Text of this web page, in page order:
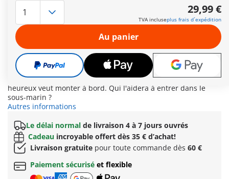
nouveaux sets de bain en collaboration avec Tinti, le moment
du bain devient encore plus amusant ! Ici, vous pourrez
profiter d'un bain amusant avec trois pastilles de bain de
différentes couleurs de Tinti, qui colorent l'eau et la
parfument merveilleusement. En route vers les profondeurs
de la mer ! Le sous-marin frais met les voiles. Le joyeux
capitaine saute rapidement dans le poste de
commandement, et l'écoutille du sous-marin se referme. Et
voilà la première créature marine qui émerge : le petit poulpe
heureux veut monter à bord. Qui l'aidera à entrer dans le
sous-marin ?
Autres informations
Le délai normal de livraison 4 à 7 jours ouvrés
Cadeau incroyable offert dès 35 € d’achat!
Livraison gratuite pour toute commande dès 60 €
Paiement sécurisé et flexible
29,99 €
TVA incluseplus frais d´expédition
Au panier